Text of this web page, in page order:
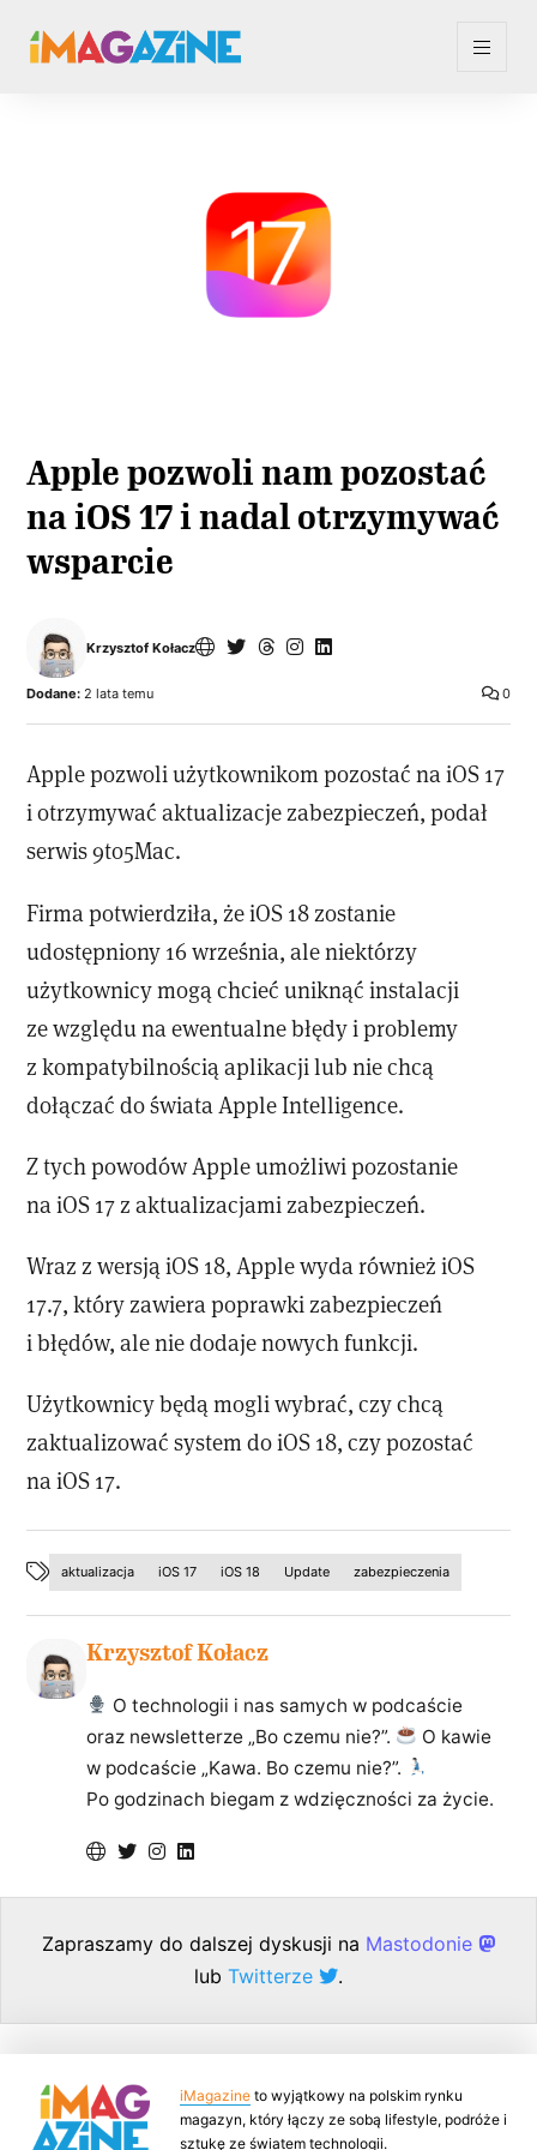
Apple pozwoli nam pozostać
na iOS 17 i nadal otrzymywać
wsparcie
Krzysztof Kołacz
0
Dodane: 2 lata temu
Apple pozwoli użytkownikom pozostać na iOS 17
i otrzymywać aktualizacje zabezpieczeń, podał
serwis 9to5Mac.
Firma potwierdziła, że iOS 18 zostanie
udostępniony 16 września, ale niektórzy
użytkownicy mogą chcieć uniknąć instalacji
ze względu na ewentualne błędy i problemy
z kompatybilnością aplikacji lub nie chcą
dołączać do świata Apple Intelligence.
Z tych powodów Apple umożliwi pozostanie
na iOS 17 z aktualizacjami zabezpieczeń.
Wraz z wersją iOS 18, Apple wyda również iOS
17.7, który zawiera poprawki zabezpieczeń
i błędów, ale nie dodaje nowych funkcji.
Użytkownicy będą mogli wybrać, czy chcą
zaktualizować system do iOS 18, czy pozostać
na iOS 17.
aktualizacja iOS 17 iOS 18 Update zabezpieczenia
Krzysztof Kołacz
O technologii i nas samych w podcaście
oraz newsletterze „Bo czemu nie?”.
O kawie
w podcaście „Kawa. Bo czemu nie?”.
Po godzinach biegam z wdzięczności za życie.
Zapraszamy do dalszej dyskusji na Mastodonie
lub Twitterze .
iMagazine to wyjątkowy na polskim rynku
magazyn, który łączy ze sobą lifestyle, podróże i
sztukę ze światem technologii.